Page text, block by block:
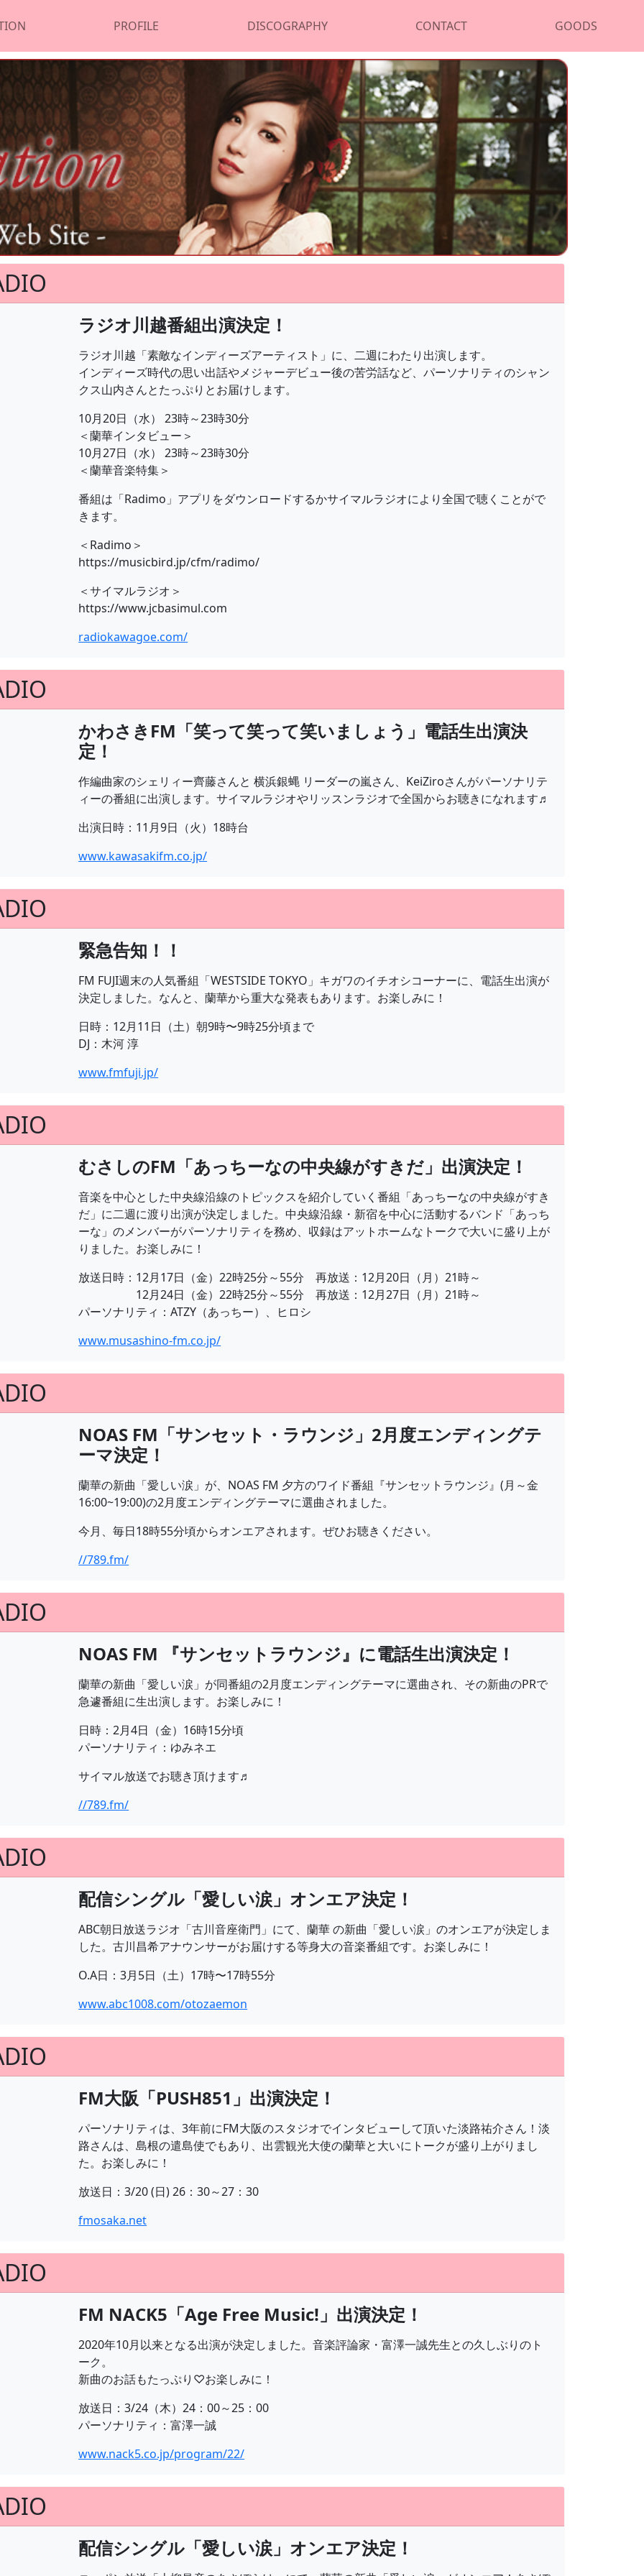
PROFILE DISCOGRAPHY CONTACT GOODS
ラジオ川越番組出演決定！
ラジオ川越「素敵なインディーズアーティスト」に、二週にわたり出演します。
インディーズ時代の思い出話やメジャーデビュー後の苦労話など、パーソナリティのシャン
クス山内さんとたっぷりとお届けします。
10月20日（水） 23時～23時30分
＜蘭華インタビュー＞
10月27日（水） 23時～23時30分
＜蘭華音楽特集＞
番組は「Radimo」アプリをダウンロードするかサイマルラジオにより全国で聴くことがで
きます。
＜Radimo＞
https://musicbird.jp/cfm/radimo/
＜サイマルラジオ＞
https://www.jcbasimul.com
radiokawagoe.com/
かわさきFM「笑って笑って笑いましょう」電話生出演決
定！
作編曲家のシェリィー齊藤さんと 横浜銀蝿 リーダーの嵐さん、KeiZiroさんがパーソナリテ
ィーの番組に出演します。サイマルラジオやリッスンラジオで全国からお聴きになれます♬
出演日時：11月9日（火）18時台
www.kawasakifm.co.jp/
緊急告知！！
FM FUJI週末の人気番組「WESTSIDE TOKYO」キガワのイチオシコーナーに、電話生出演が
決定しました。なんと、蘭華から重大な発表もあります。お楽しみに！
日時：12月11日（土）朝9時〜9時25分頃まで
DJ：木河 淳
www.fmfuji.jp/
むさしのFM「あっちーなの中央線がすきだ」出演決定！
音楽を中心とした中央線沿線のトピックスを紹介していく番組「あっちーなの中央線がすき
だ」に二週に渡り出演が決定しました。中央線沿線・新宿を中心に活動するバンド「あっち
ーな」のメンバーがパーソナリティを務め、収録はアットホームなトークで大いに盛り上が
りました。お楽しみに！
放送日時：12月17日（金）22時25分～55分 再放送：12月20日（月）21時～
12月24日（金）22時25分～55分 再放送：12月27日（月）21時～
パーソナリティ：ATZY（あっちー）、ヒロシ
www.musashino-fm.co.jp/
NOAS FM「サンセット・ラウンジ」2月度エンディングテ
ーマ決定！
蘭華の新曲「愛しい涙」が、NOAS FM 夕方のワイド番組『サンセットラウンジ』(月～金
16:00~19:00)の2月度エンディングテーマに選曲されました。
今月、毎日18時55分頃からオンエアされます。ぜひお聴きください。
//789.fm/
NOAS FM 『サンセットラウンジ』に電話生出演決定！
蘭華の新曲「愛しい涙」が同番組の2月度エンディングテーマに選曲され、その新曲のPRで
急遽番組に生出演します。お楽しみに！
日時：2月4日（金）16時15分頃
パーソナリティ：ゆみネエ
サイマル放送でお聴き頂けます♬
//789.fm/
配信シングル「愛しい涙」オンエア決定！
ABC朝日放送ラジオ「古川音座衛門」にて、蘭華 の新曲「愛しい涙」のオンエアが決定しま
した。古川昌希アナウンサーがお届けする等身大の音楽番組です。お楽しみに！
O.A日：3月5日（土）17時〜17時55分
www.abc1008.com/otozaemon
FM大阪「PUSH851」出演決定！
パーソナリティは、3年前にFM大阪のスタジオでインタビューして頂いた淡路祐介さん！淡
路さんは、島根の遣島使でもあり、出雲観光大使の蘭華と大いにトークが盛り上がりまし
た。お楽しみに！
放送日：3/20 (日) 26：30～27：30
fmosaka.net
FM NACK5「Age Free Music!」出演決定！
2020年10月以来となる出演が決定しました。音楽評論家・富澤一誠先生との久しぶりのト
ーク。
新曲のお話もたっぷり♡お楽しみに！
放送日：3/24（木）24：00～25：00
パーソナリティ：富澤一誠
www.nack5.co.jp/program/22/
配信シングル「愛しい涙」オンエア決定！